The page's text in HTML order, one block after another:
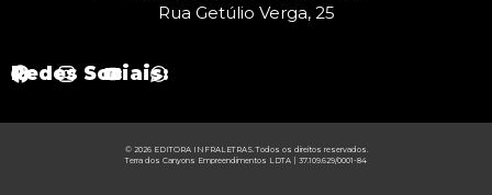
Rua Getúlio Verga, 25
Redes Sociais:
© 2026 EDITORA INFRALETRAS. Todos os direitos reservados.
Terra dos Canyons Empreendimentos LDTA | 37.109.629/0001-84